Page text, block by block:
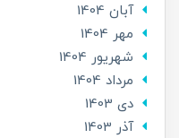
آبان 1404
مهر 1404
شهریور 1404
مرداد 1404
دی 1403
آذر 1403